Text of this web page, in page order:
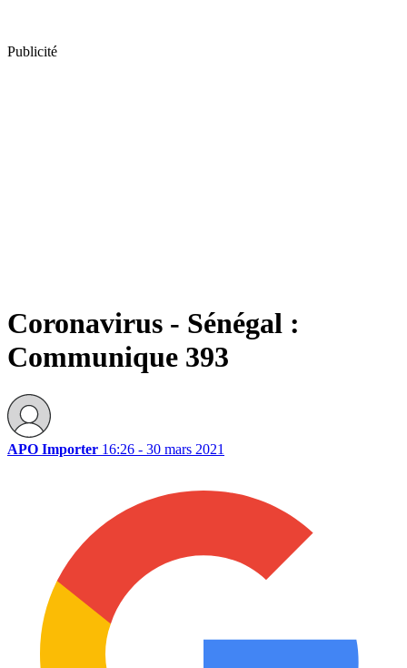
Publicité
Coronavirus - Sénégal :
Communique 393
APO Importer 16:26 - 30 mars 2021